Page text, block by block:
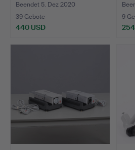
Beendet 5. Dez 2020
39 Gebote
440 USD
9